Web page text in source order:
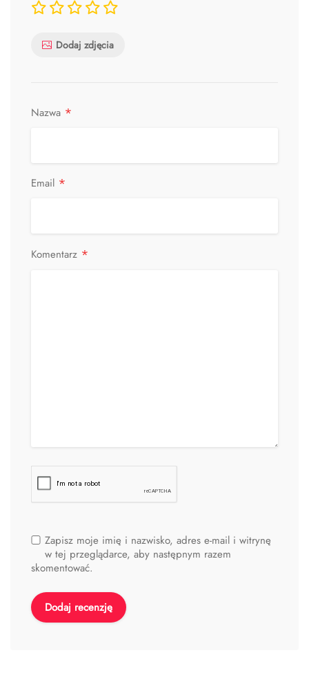
Dodaj zdjęcia
Nazwa *
Email *
Komentarz *
Zapisz moje imię i nazwisko, adres e-mail i witrynę
w tej przeglądarce, aby następnym razem
skomentować.